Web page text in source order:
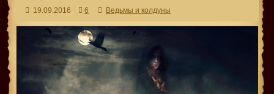
19.09.2016 6 Ведьмы и колдуны